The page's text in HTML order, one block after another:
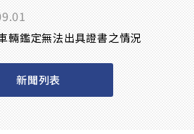
車輛鑑定無法出具證書之情況
新聞列表